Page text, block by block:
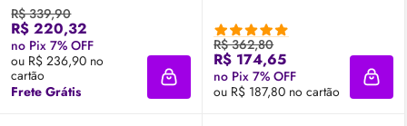
R$ 339,90
R$ 220,32
no Pix 7% OFF
ou R$ 236,90 no
cartão
Frete Grátis
Adicionar à sacola
R$ 362,80
R$ 174,65
no Pix 7% OFF
ou R$ 187,80 no cartão